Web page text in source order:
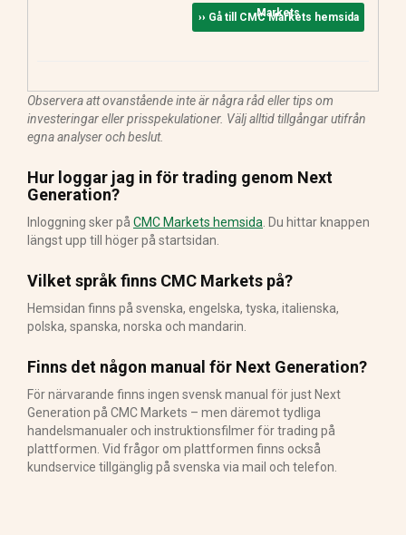
Markets
›› Gå till CMC Markets hemsida
Observera att ovanstående inte är några råd eller tips om
investeringar eller prisspekulationer. Välj alltid tillgångar utifrån
egna analyser och beslut.
Hur loggar jag in för trading genom Next
Generation?
Inloggning sker påCMC Markets hemsida. Du hittar knappen
längst upp till höger på startsidan.
Vilket språk finns CMC Markets på?
Hemsidan finns på svenska, engelska, tyska, italienska,
polska, spanska, norska och mandarin.
Finns det någon manual för Next Generation?
För närvarande finns ingen svensk manual för just Next
Generation på CMC Markets – men däremot tydliga
handelsmanualer och instruktionsfilmer för trading på
plattformen. Vid frågor om plattformen finns också
kundservice tillgänglig på svenska via mail och telefon.